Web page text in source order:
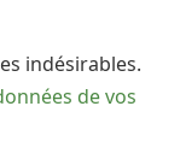
indésirables.
de vos